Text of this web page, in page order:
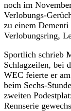
noch im
Verlobungs-
zu einem Dementi
Verlobungsring,
Sportlich schrieb
Schlagzeilen, bei
WEC feierte er
beim Sechs-
zweiten
Rennserie